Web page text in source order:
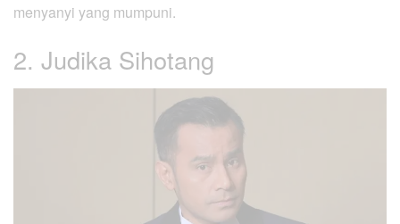
menyanyi yang mumpuni.
2. Judika Sihotang